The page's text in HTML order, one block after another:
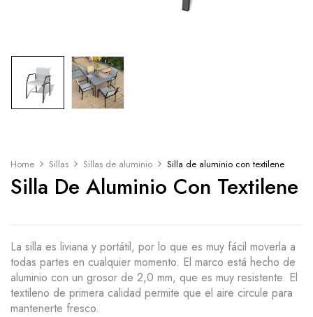
Home Sillas Sillas de aluminio Silla de aluminio con textilene
Silla De Aluminio Con Textilene
La silla es liviana y portátil, por lo que es muy fácil moverla a
todas partes en cualquier momento. El marco está hecho de
aluminio con un grosor de 2,0 mm, que es muy resistente. El
textileno de primera calidad permite que el aire circule para
mantenerte fresco.